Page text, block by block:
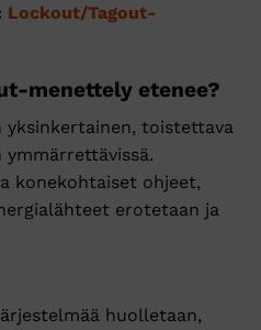
Lockout/Tagout-
menettely etenee?
yksinkertainen, toistettava
konekohtaiset ohjeet,
erotetaan ja
huolletaan,